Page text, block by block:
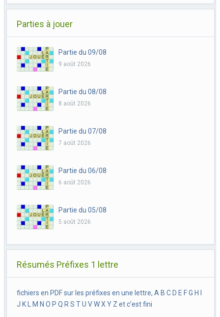
Parties à jouer
Partie du 09/08
9 août 2026
Partie du 08/08
8 août 2026
Partie du 07/08
7 août 2026
Partie du 06/08
6 août 2026
Partie du 05/08
5 août 2026
Résumés Préfixes 1 lettre
fichiers en PDF sur les préfixes en une lettre, A B C D E F G H I
J K L M N O P Q R S T U V W X Y Z et c’est fini